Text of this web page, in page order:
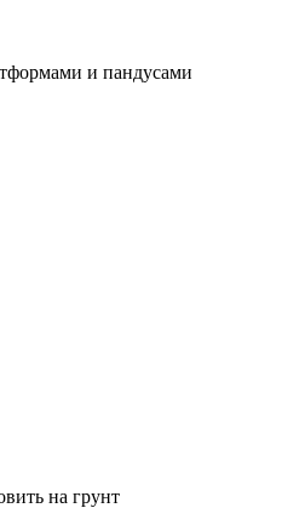
и пандусами
на грунт